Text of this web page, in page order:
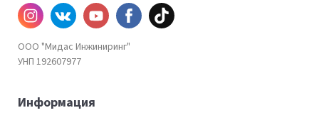
Инстаграм
ВКонтакте
YouTube
Facebook
TiKtok
ООО "Мидас Инжиниринг"
УНП 192607977
Информация